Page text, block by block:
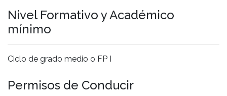
Nivel Formativo y Académico
mínimo
Ciclo de grado medio o FP I
Permisos de Conducir